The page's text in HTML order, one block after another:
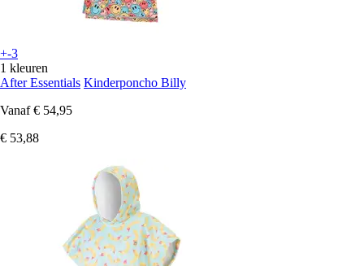
+-3
1 kleuren
After Essentials Kinderponcho Billy
Vanaf € 54,95
€ 53,88